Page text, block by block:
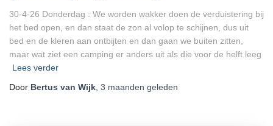
30-4-26 Donderdag : We worden wakker doen de verduistering bij
het bed open, en dan staat de zon al volop te schijnen, dus uit
bed en de kleren aan ontbijten en dan gaan we buiten zitten,
maar wat ziet een camping er anders uit als die voor de helft leeg
Lees verder
Door Bertus van Wijk 3 maanden geleden